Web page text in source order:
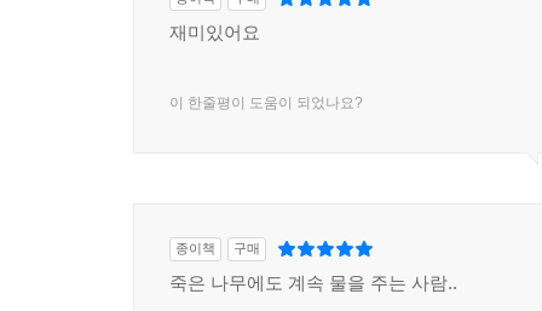
재미있어요
이 한줄평이 도움이 되었나요?
종이책 구매
죽은 나무에도 계속 물을 주는 사람..